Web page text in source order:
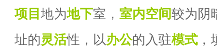
项目 地为地下室， 室内空间较为阴
址的灵活性，以办公的入驻模式